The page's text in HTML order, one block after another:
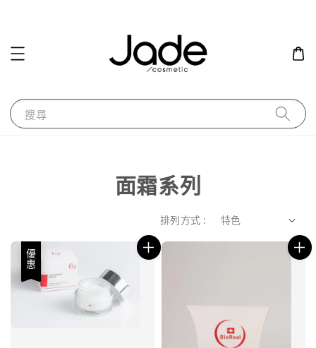
搜尋
面霜系列
排列方式 :
優惠